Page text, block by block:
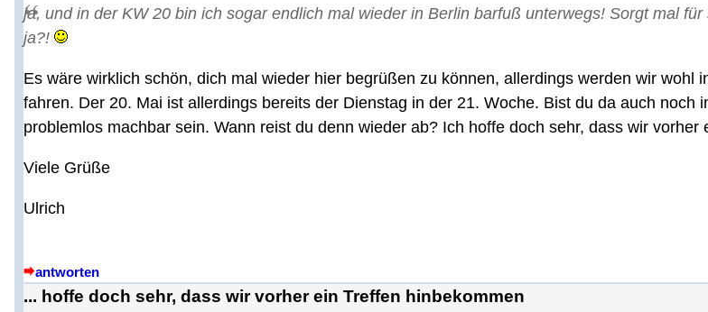
ja, und in der KW 20 bin ich sogar endlich mal wieder in Berlin barfuß unterwegs! Sorgt mal
ja?!
Es wäre wirklich schön, dich mal wieder hier begrüßen zu können, allerdings werden wir wohl
fahren. Der 20. Mai ist allerdings bereits der Dienstag in der 21. Woche. Bist du da auch noch
problemlos machbar sein. Wann reist du denn wieder ab? Ich hoffe doch sehr, dass wir vorher
Viele Grüße
Ulrich
antworten
... hoffe doch sehr, dass wir vorher ein Treffen hinbekommen